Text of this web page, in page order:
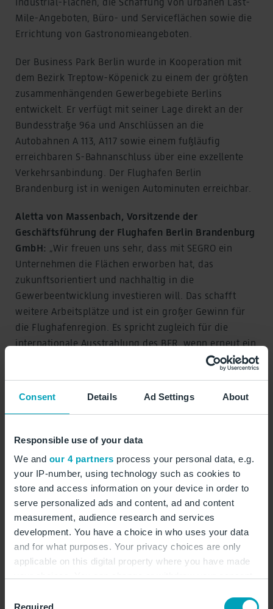
Consent Details Ad Settings About
Responsible use of your data
We and our 4 partners process your personal data, e.g.
your IP-number, using technology such as cookies to
store and access information on your device in order to
serve personalized ads and content, ad and content
measurement, audience research and services
development. You have a choice in who uses your data
and for what purposes. Your privacy choices are only
applicable on this digital property where you have made
the Privacy trigger icon.
Required
Mile-Angeboten, Büro- und Serviceflächen sowie die
Errichtung von Gastronomieangeboten.
Der Business Park Berlin wurde in Kooperation mit
dem Bezirk Treptow-Köpenick zu einem der größten
zusammenhängenden Gewerbegebiete Berlins
entwickelt. Er verfügt mit seiner Lage direkt an der
Bundesstraße 96a und Anschlüssen an die
Autobahnen A 113, A117 sowie einem fußläufig
erreichbaren S-Bahnanschluss über eine exzellente
Verkehrsanbindung. Der Flughafen Berlin
Brandenburg ist in wenigen Autominuten erreichbar.
Aletta von Massenbach, Vorsitzende der
Geschäftsführung der Flughafen Berlin Brandenburg
GmbH: „Wir freuen uns sehr, dass mit SEGRO ein
Unternehmen die Flächen erworben hat, das
zukunftsorientiert und nachhaltig in die
Gewerbeentwicklung investieren will. Das schafft
weitere Arbeitsplätze und ist ein großer Gewinn für
die Flughafenregion. Es spricht zugleich für die
internationale Ausstrahlung des BER, wenn erneut ein
großer ausländischer Investor an einem Standort in
Flughafennähe eine große unternehmerische Chance
anspruchsvolles und nachhaltiges Quartier entstehen,
das international agierende Unternehmen aus
zukunftsorientierten Branchen anzieht.“
Tim Rosenbohm, Director of Light Industrial
Northern Europe bei SEGRO:„Mit dieser Erweiterung
wird unser SEGRO Airport Park Berlin auf eine Größe
von fast einem Quadratkilometer anwachsen. Der
Erfolg unseres Areals und seine Beliebtheit bei
Unternehmen aus verschiedensten Branchen ist ein